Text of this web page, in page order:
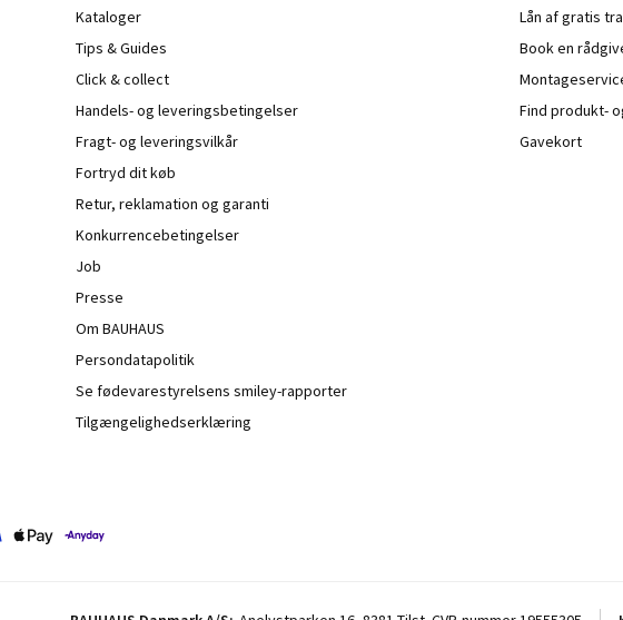
Kataloger
Tips & Guides
Click & collect
Handels- og leveringsbetingelser
Fragt- og leveringsvilkår
Fortryd dit køb
Retur, reklamation og garanti
Konkurrencebetingelser
Job
Presse
Om BAUHAUS
Persondatapolitik
Se fødevarestyrelsens smiley-rapporter
Tilgængelighedserklæring
Lån af gratis
Book en
Find produkt-
Gavekort